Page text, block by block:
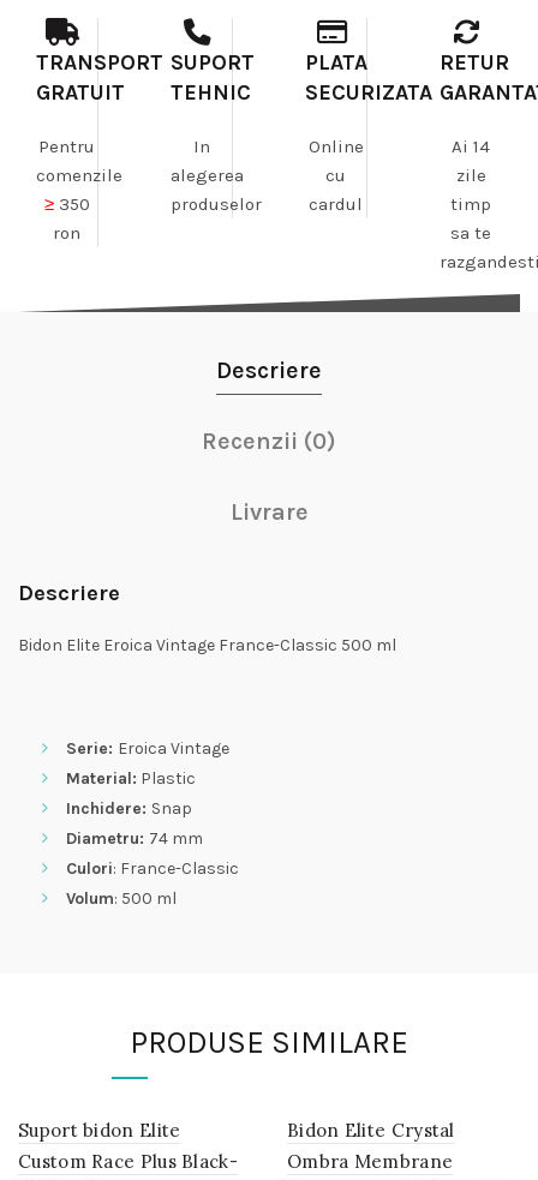
TRANSPORT
GRATUIT
Pentru
comenzile
≥350
ron
SUPORT
TEHNIC
In
alegerea
produselor
PLATA
SECURIZATA
Online
cu
cardul
RETUR
Ai 14
zile
timp
sa te
Descriere
Recenzii (0)
Livrare
Descriere
Bidon Elite Eroica Vintage France-Classic 500 ml
Serie: Eroica Vintage
Material: Plastic
Inchidere: Snap
Diametru: 74 mm
Culori: France-Classic
Volum: 500 ml
PRODUSE SIMILARE
IN
STOC
Suport bidon Elite
Custom Race Plus Black-
IN
STOC
Bidon Elite Crystal
Ombra Membrane